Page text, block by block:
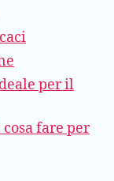
per il
fare per